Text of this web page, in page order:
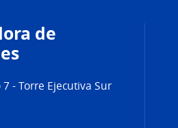
de
- Torre Ejecutiva Sur